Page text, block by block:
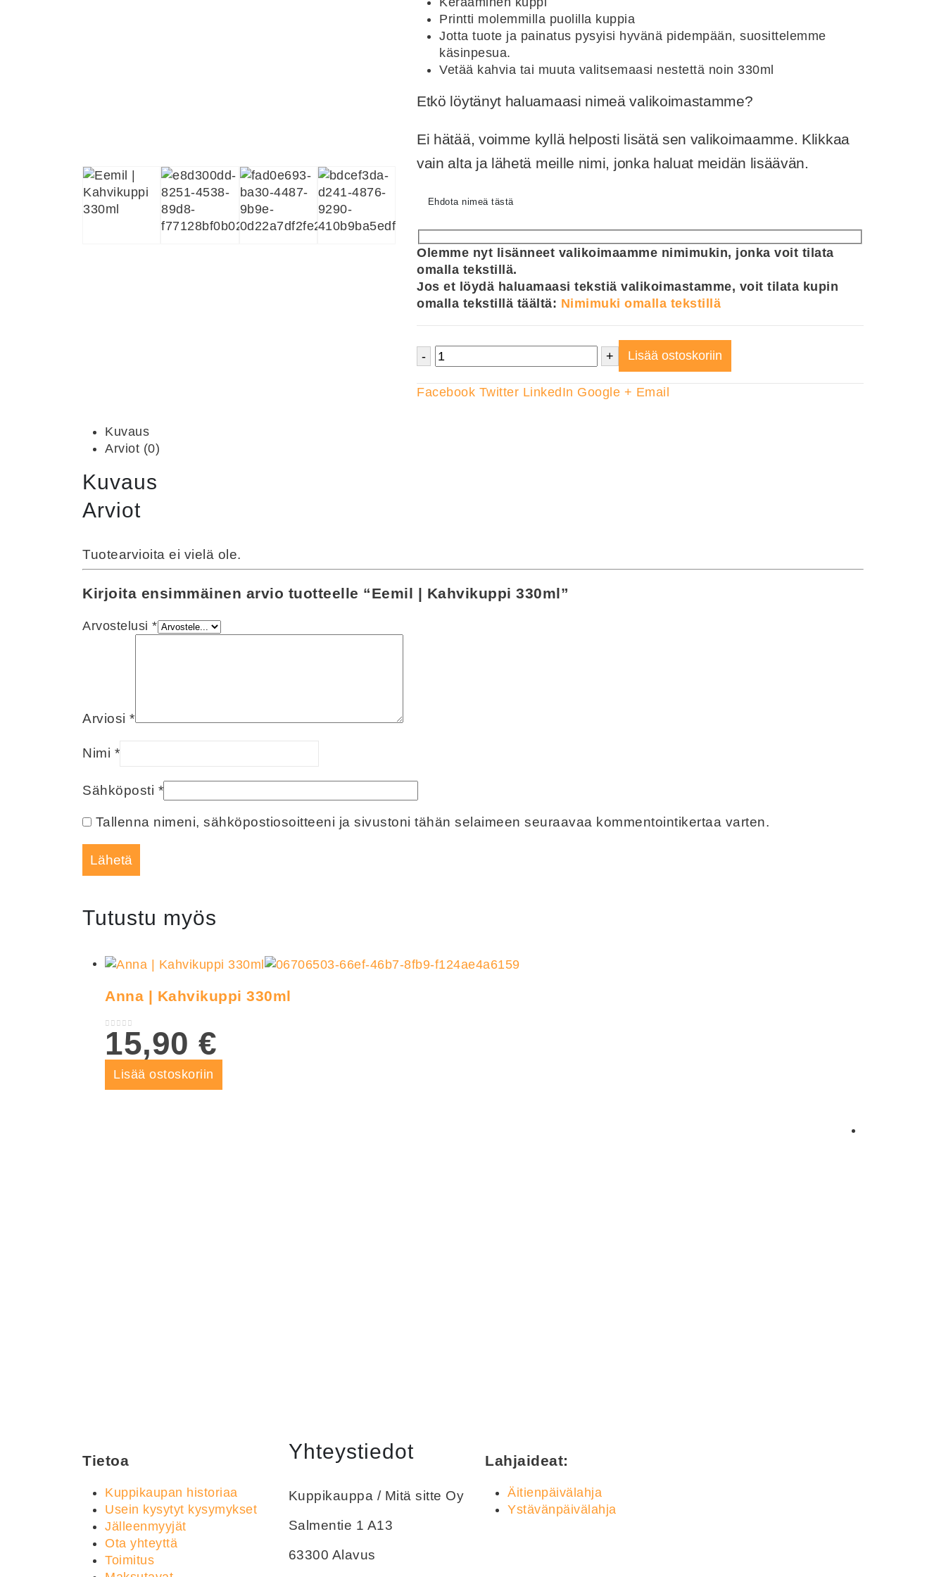
Printti molemmilla puolilla kuppia
Jotta tuote ja painatus pysyisi hyvänä pidempään, suosittelemme
käsinpesua.
Vetää kahvia tai muuta valitsemaasi nestettä noin 330ml
Etkö löytänyt haluamaasi nimeä valikoimastamme?
Ei hätää, voimme kyllä helposti lisätä sen valikoimaamme. Klikkaa
vain alta ja lähetä meille nimi, jonka haluat meidän lisäävän.
Ehdota nimeä tästä
Olemme nyt lisänneet valikoimaamme nimimukin, jonka voit tilata
omalla tekstillä.
Jos et löydä haluamaasi tekstiä valikoimastamme, voit tilata kupin
omalla tekstillä täältä: Nimimuki omalla tekstillä
- + Lisää ostoskoriin
Facebook Twitter LinkedIn Google + Email
Kuvaus
Arviot (0)
Kuvaus
Arviot
Tuotearvioita ei vielä ole.
Kirjoita ensimmäinen arvio tuotteelle “Eemil | Kahvikuppi 330ml”
Arvostelusi *
Arviosi *
Nimi *
Sähköposti *
Tallenna nimeni, sähköpostiosoitteeni ja sivustoni tähän selaimeen seuraavaa kommentointikertaa varten.
Tutustu myös
Anna | Kahvikuppi 330ml
0out of 5
15,90 €
Lisää ostoskoriin
Tietoa
Kuppikaupan historiaa
Usein kysytyt kysymykset
Jälleenmyyjät
Ota yhteyttä
Toimitus
Yhteystiedot
Kuppikauppa / Mitä sitte Oy
Salmentie 1 A13
63300 Alavus
Lahjaideat:
Äitienpäivälahja
Ystävänpäivälahja